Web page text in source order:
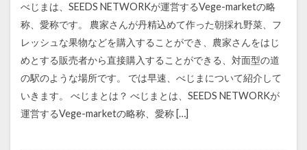
べじまは、SEEDS NETWORKが運営するVege-marketの略
称、愛称です。 農家さんが丹精込めて作った朝採れ野菜、フ
レッシュな果物などを購入することができ、農家さんをはじ
めとする販売者から直接購入することができる、対面型の道
の駅のような場所です。 では早速、べじまについて紹介して
いきます。 べじまとは？ べじまとは、SEEDS NETWORKが
運営するVege-marketの略称、愛称 […]